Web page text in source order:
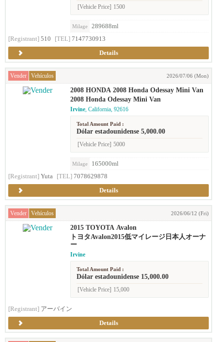
[Vehicle Price] 1500
Milage
289688ml
[Registrant] 510 [TEL] 7147730913
Details
Vender Vehículos 2026/07/06 (Mon)
2008 HONDA 2008 Honda Odessay Mini Van
2008 Honda Odessay Mini Van
Irvine, California, 92616
Total Amount Paid :
Dólar estadounidense 5,000.00
[Vehicle Price] 5000
Milage
165000ml
[Registrant] Yuta [TEL] 7078629878
Details
Vender Vehículos 2026/06/12 (Fri)
2015 TOYOTA Avalon
トヨタAvalon2015低マイレージ日本人オーナ
ー
Irvine
Total Amount Paid :
Dólar estadounidense 15,000.00
[Vehicle Price] 15,000
[Registrant] アーバイン
Details